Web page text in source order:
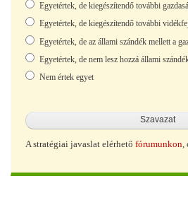
Egyetértek, de kiegészítendő további
Egyetértek, de kiegészítendő további
Egyetértek, de az állami szándék mellett a
Egyetértek, de nem lesz hozzá állami
Nem értek egyet
A stratégiai javaslat elérhető fórumunkon,